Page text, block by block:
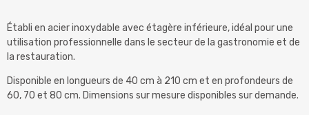
Établi en acier inoxydable avec étagère inférieure, idéal pour une
utilisation professionnelle dans le secteur de la gastronomie et de
la restauration.
Disponible en longueurs de 40 cm à 210 cm et en profondeurs de
60, 70 et 80 cm. Dimensions sur mesure disponibles sur demande.